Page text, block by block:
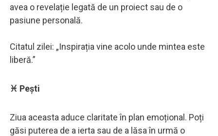
avea o revelație legată de un proiect sau de o
pasiune personală.
Citatul zilei: „Inspirația vine acolo unde mintea este
liberă.”
♓ Pești
Ziua aceasta aduce claritate în plan emoțional. Poți
găsi puterea de a ierta sau de a lăsa în urmă o